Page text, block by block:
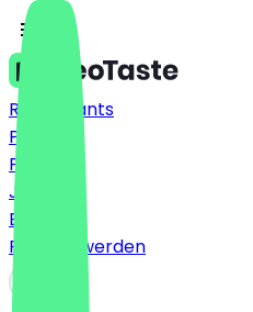
Restaurants
Preise
FAQ
Jobs
Blog
Partner werden